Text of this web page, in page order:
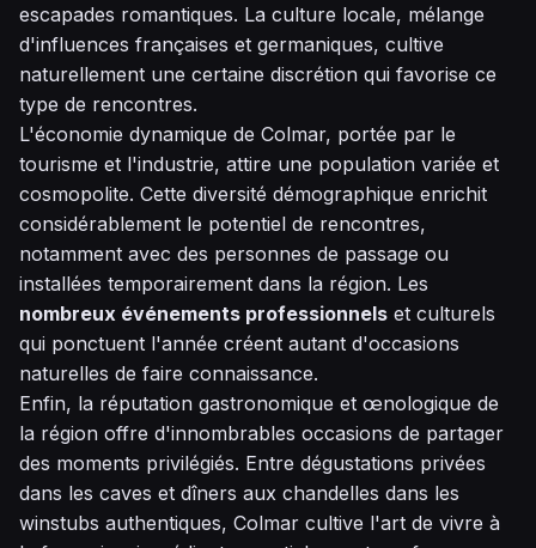
escapades romantiques. La culture locale, mélange
d'influences françaises et germaniques, cultive
naturellement une certaine discrétion qui favorise ce
type de rencontres.
L'économie dynamique de Colmar, portée par le
tourisme et l'industrie, attire une population variée et
cosmopolite. Cette diversité démographique enrichit
considérablement le potentiel de rencontres,
notamment avec des personnes de passage ou
installées temporairement dans la région. Les
nombreux événements professionnels et culturels
qui ponctuent l'année créent autant d'occasions
naturelles de faire connaissance.
Enfin, la réputation gastronomique et œnologique de
la région offre d'innombrables occasions de partager
des moments privilégiés. Entre dégustations privées
dans les caves et dîners aux chandelles dans les
winstubs authentiques, Colmar cultive l'art de vivre à